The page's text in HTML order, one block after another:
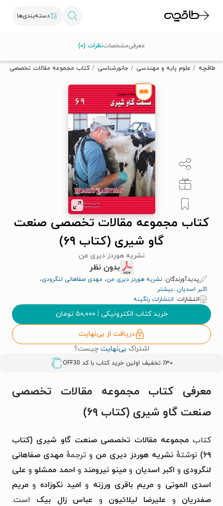
دسته‌بندی‌ها
تخفیف از طاقچه دریافت کن.
طاقچه علوم پایه و مهندسی جانورشناسی کتاب مجموعه مقالات تخصصی
کتاب مجموعه مقالات تخصصی صنعت
گاو شیری (کتاب ۶۹)
نشریه هوردز دیری من
بدون نظر
پدیدآورندگان: نشریه هوردز دیری من، مهدی صفاهانی لنگرودی،
اکبر اسدیان...بیشتر
انتشارات: انتشارات رنگینه
خرید کتاب الکترونیکی | ۵۰,۰۰۰ تومان
دریافت از بی‌نهایت
اشتراک بی‌نهایت چیست؟
٪۳۰ تخفیف اولین خرید کتاب با کد OFF30
معرفیمشخصاتنظرات (۰)
معرفی کتاب مجموعه مقالات تخصصی
صنعت گاو شیری (کتاب ۶۹)
کتاب مجموعه مقالات تخصصی صنعت گاو شیری (کتاب
۶۹)
نوشتهٔنشریه هوردز دیری من و ترجمهٔ مهدی صفاهانی
لنگرودی و اکبر اسدیان ومینو نیرومند و احمد ممشلو و علی
اسدی الموتی ومریم باقری ورزنه وامید نکوزاده و مریم
صفدریان و علیرضا لیلائیون و عباس زال بیک است.